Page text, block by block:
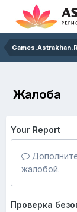
Жалоба
Your Report
жалобой.
Проверка